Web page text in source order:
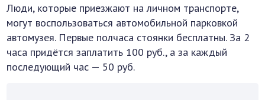
Люди, которые приезжают на личном транспорте,
могут воспользоваться автомобильной парковкой
автомузея. Первые полчаса стоянки бесплатны. За 2
часа придётся заплатить 100 руб., а за каждый
последующий час — 50 руб.